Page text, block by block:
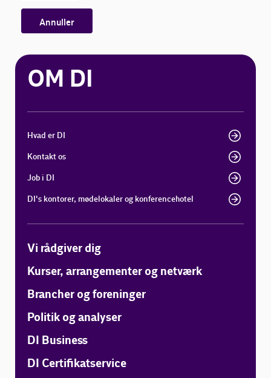
Annuller
OM DI
Hvad er DI
Kontakt os
Job i DI
DI's kontorer, mødelokaler og konferencehotel
Vi rådgiver dig
Kurser, arrangementer og netværk
Brancher og foreninger
Politik og analyser
DI Business
DI Certifikatservice